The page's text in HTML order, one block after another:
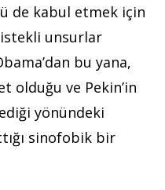
de kabul etmek için
unsurlar
bu yana,
olduğu ve Pekin’in
yönündeki
sinofobik bir